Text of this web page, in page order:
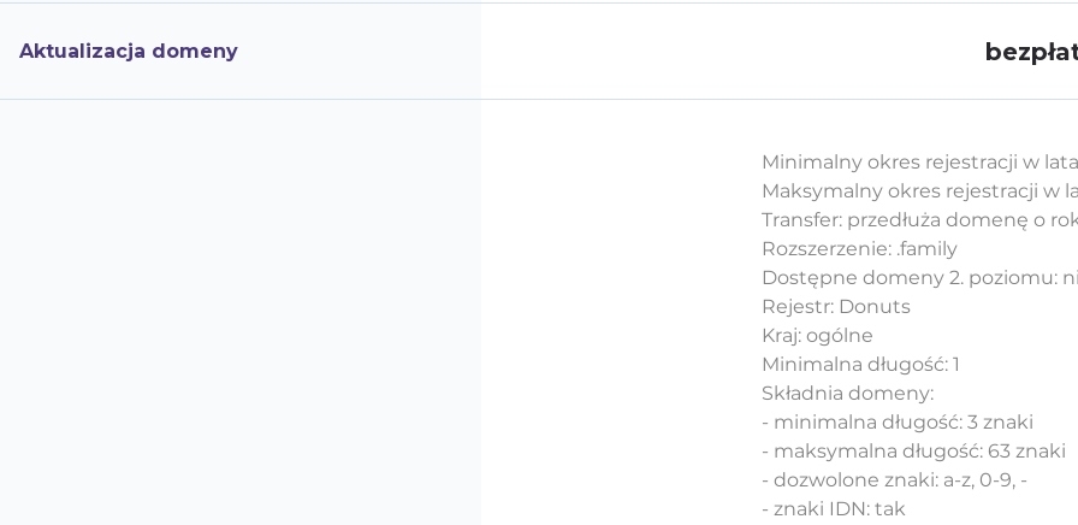
Aktualizacja domeny
Minimalny okres rejestracji w
Maksymalny okres rejestracji w
Transfer: przedłuża domenę o
Rozszerzenie: .family
Dostępne domeny 2. poziomu:
Rejestr: Donuts
Kraj: ogólne
Minimalna długość: 1
Składnia domeny:
- minimalna długość: 3 znaki
- maksymalna długość: 63 znaki
- dozwolone znaki: a-z, 0-9, -
- znaki IDN: tak